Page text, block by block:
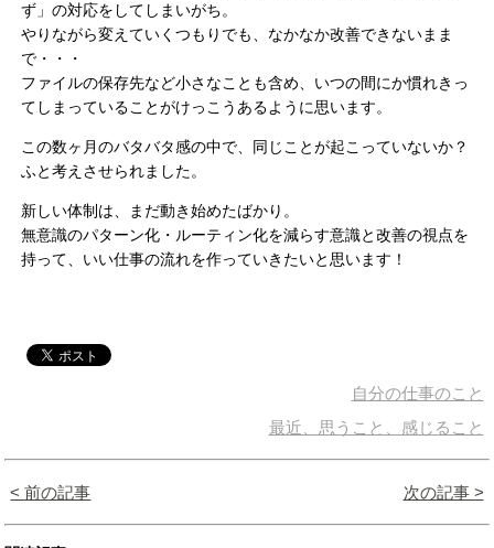
ず」の対応をしてしまいがち。
やりながら変えていくつもりでも、なかなか改善できないまま
で・・・
ファイルの保存先など小さなことも含め、いつの間にか慣れきっ
てしまっていることがけっこうあるように思います。
この数ヶ月のバタバタ感の中で、同じことが起こっていないか？
ふと考えさせられました。
新しい体制は、まだ動き始めたばかり。
無意識のパターン化・ルーティン化を減らす意識と改善の視点を
持って、いい仕事の流れを作っていきたいと思います！
自分の仕事のこと
最近、思うこと、感じること
< 前の記事 次の記事 >